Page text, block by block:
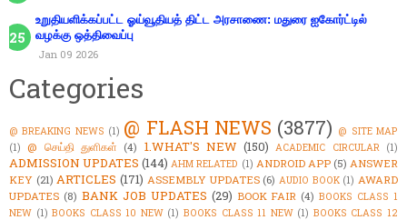
உறுதியளிக்கப்பட்ட ஓய்வூதியத் திட்ட அரசாணை: மதுரை ஐகோர்ட்டில்
வழக்கு ஒத்திவைப்பு
Jan 09 2026
Categories
@ BREAKING NEWS (1) @ FLASH NEWS (3877) @ SITE MAP
(1) @ செய்தி துளிகள் (4) 1.WHAT'S NEW (150) ACADEMIC CIRCULAR (1)
ADMISSION UPDATES (144) AHM RELATED (1) ANDROID APP (5) ANSWER
KEY (21) ARTICLES (171) ASSEMBLY UPDATES (6) AUDIO BOOK (1) AWARD
UPDATES (8) BANK JOB UPDATES (29) BOOK FAIR (4) BOOKS CLASS 1
NEW (1) BOOKS CLASS 10 NEW (1) BOOKS CLASS 11 NEW (1) BOOKS CLASS 12